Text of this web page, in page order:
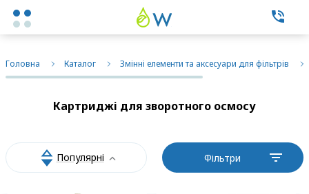
Каталог товаров
Експертні послуги
Фільтри побутові
Головна Каталог Змінні елементи та аксесуари для фільтрів
Картриджі для зворотного осмосу
Фільтри
Популярні